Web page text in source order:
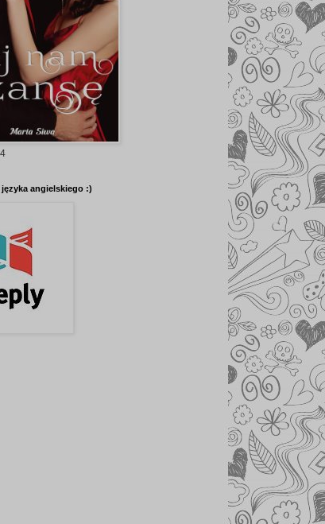
angielskiego :)